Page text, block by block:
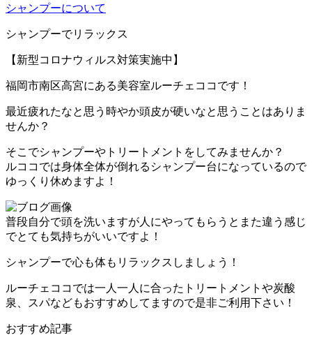
シャンプーについて
シャンプーでリラックス
【新型コロナウィルス対策実施中】
福岡市南区高宮にある美容室ルーチェココです！
最近疲れたなと思う時やか頭皮が硬いなと思うことはありま
せんか？
そこでシャンプーやトリートメントをしてみませんか？
ルココでは身体全体が倒れるシャンプー台になっているので
ゆっくり休めますよ！
普段自分で頭を洗いますが人にやってもらうとまた違う感じ
でとても気持ちがいいですよ！
シャンプーで心も体もリラックスしましょう！
ルーチェココでは一人一人に合ったトリートメントや炭酸
泉、スパなどもおすすめしてますので是非ご利用下さい！
おすすめ記事